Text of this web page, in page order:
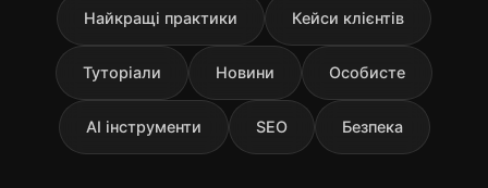
Найкращі практики Кейси клієнтів
Туторіали Новини Особисте
AI інструменти SEO Безпека